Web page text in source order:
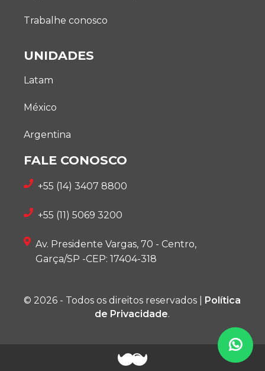
Trabalhe conosco
UNIDADES
Latam
México
Argentina
FALE CONOSCO
+55 (14) 3407 8800
+55 (11) 5069 3200
Av. Presidente Vargas, 70 - Centro,
Garça/SP -CEP: 17404-318
© 2026 - Todos os direitos reservados |
Política
de Privacidade.